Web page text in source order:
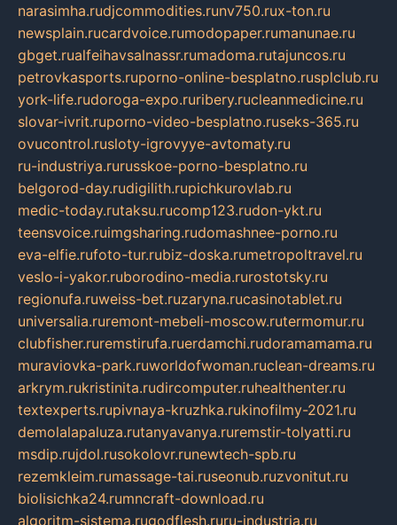
narasimha.rudjcommodities.runv750.rux-ton.ru
newsplain.rucardvoice.rumodopaper.rumanunae.ru
gbget.rualfeihavsalnassr.rumadoma.rutajuncos.ru
petrovkasports.ruporno-online-besplatno.rusplclub.ru
york-life.rudoroga-expo.ruribery.rucleanmedicine.ru
slovar-ivrit.ruporno-video-besplatno.ruseks-365.ru
ovucontrol.rusloty-igrovyye-avtomaty.ru
ru-industriya.rurusskoe-porno-besplatno.ru
belgorod-day.rudigilith.rupichkurovlab.ru
medic-today.rutaksu.rucomp123.rudon-ykt.ru
teensvoice.ruimgsharing.rudomashnee-porno.ru
eva-elfie.rufoto-tur.rubiz-doska.rumetropoltravel.ru
veslo-i-yakor.ruborodino-media.rurostotsky.ru
regionufa.ruweiss-bet.ruzaryna.rucasinotablet.ru
universalia.ruremont-mebeli-moscow.rutermomur.ru
clubfisher.ruremstirufa.ruerdamchi.rudoramamama.ru
muraviovka-park.ruworldofwoman.ruclean-dreams.ru
arkrym.rukristinita.rudircomputer.ruhealthenter.ru
textexperts.rupivnaya-kruzhka.rukinofilmy-2021.ru
demolalapaluza.rutanyavanya.ruremstir-tolyatti.ru
msdip.rujdol.rusokolovr.runewtech-spb.ru
rezemkleim.rumassage-tai.ruseonub.ruzvonitut.ru
biolisichka24.rumncraft-download.ru
algoritm-sistema.rugodflesh.ruru-industria.ru